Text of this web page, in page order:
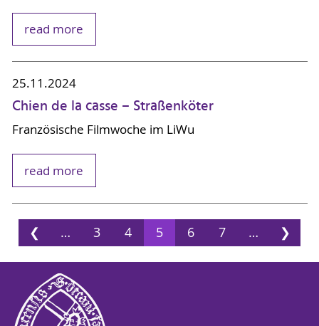
read more
25.11.2024
Chien de la casse – Straßenköter
Französische Filmwoche im LiWu
read more
❮ … 3 4 5 6 7 … ❯